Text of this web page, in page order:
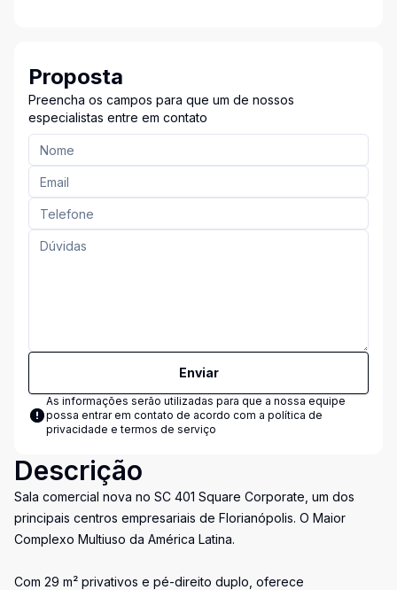
Proposta
Preencha os campos para que um de nossos
especialistas entre em contato
Enviar
As informações serão utilizadas para que a nossa equipe
possa entrar em contato de acordo com a política de
privacidade e termos de serviço
Descrição
Sala comercial nova no SC 401 Square Corporate, um dos
principais centros empresariais de Florianópolis. O Maior
Complexo Multiuso da América Latina.
Com 29 m² privativos e pé-direito duplo, oferece